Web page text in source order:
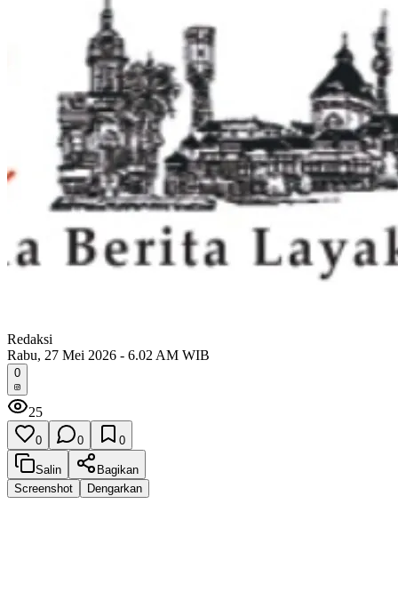
Redaksi
Rabu, 27 Mei 2026 - 6.02 AM WIB
0
25
0 0 0
Salin
Bagikan
Screenshot
Dengarkan